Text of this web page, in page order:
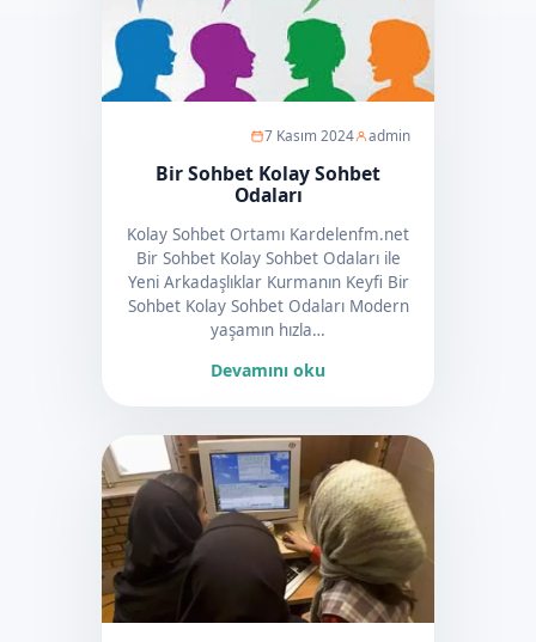
7 Kasım 2024 admin
Bir Sohbet Kolay Sohbet
Odaları
Kolay Sohbet Ortamı Kardelenfm.net
Bir Sohbet Kolay Sohbet Odaları ile
Yeni Arkadaşlıklar Kurmanın Keyfi Bir
Sohbet Kolay Sohbet Odaları Modern
yaşamın hızla…
Devamını oku